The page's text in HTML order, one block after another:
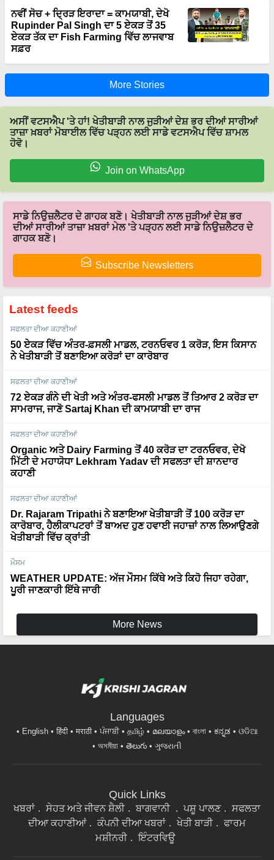
ਨਵੀਂ ਸੋਚ + ਦ੍ਰਿੜ ਇਰਾਦਾ = ਕਾਮਯਾਬੀ, ਦੇਖੋ
Rupinder Pal Singh ਦਾ 5 ਏਕੜ ਤੋਂ 35
ਏਕੜ ਤੱਕ ਦਾ Fish Farming ਵਿੱਚ ਲਾਜਵਾਬ
ਸਫ਼ਰ
More Stories
ਅਸੀਂ ਵਟਸਐਪ 'ਤੇ ਹਾਂ! ਖੇਤੀਬਾੜੀ ਨਾਲ ਜੁੜੀਆਂ ਦੇਸ਼ ਭਰ ਦੀਆਂ ਸਾਰੀਆਂ
ਤਾਜ਼ਾ ਖ਼ਬਰਾਂ ਮੋਬਾਈਲ ਵਿੱਚ ਪੜ੍ਹਨ ਲਈ ਸਾਡੇ ਵਟਸਐਪ ਵਿੱਚ ਸ਼ਾਮਲ
ਹੋਵੋ।
Join on WhatsApp
ਸਾਡੇ ਨਿਉਜ਼ਲੈਟਰ ਦੇ ਗਾਹਕ ਬਣੋ। ਖੇਤੀਬਾੜੀ ਨਾਲ ਜੁੜੀਆਂ ਦੇਸ਼ ਭਰ
ਦੀਆਂ ਸਾਰੀਆਂ ਤਾਜ਼ਾ ਖ਼ਬਰਾਂ ਮੇਲ 'ਤੇ ਪੜ੍ਹਨ ਲਈ ਸਾਡੇ ਨਿਉਜ਼ਲੈਟਰ ਦੇ
ਗਾਹਕ ਬਣੋ।
Subscribe Newsletters
Latest feeds
ਸਫਲਤਾ ਦੀਆ ਕਹਾਣੀਆਂ
50 ਏਕੜ ਵਿੱਚ ਅੰਤਰ-ਫ਼ਸਲੀ ਮਾਡਲ, ਟਰਨਓਵਰ 1 ਕਰੋੜ, ਇਸ ਕਿਸਾਨ
ਨੇ ਖੇਤੀਬਾੜੀ ਤੋਂ ਬਣਾਇਆ ਕਰੋੜਾਂ ਦਾ ਕਾਰੋਬਾਰ
ਸਫਲਤਾ ਦੀਆ ਕਹਾਣੀਆਂ
72 ਏਕੜ ਗੰਨੇ ਦੀ ਖੇਤੀ ਅਤੇ ਅੰਤਰ-ਫਸਲੀ ਮਾਡਲ ਤੋਂ ਤਿਆਰ 2 ਕਰੋੜ ਦਾ
ਸਾਮਰਾਜ, ਜਾਣੋ Sartaj Khan ਦੀ ਕਾਮਯਾਬੀ ਦਾ ਰਾਜ
ਸਫਲਤਾ ਦੀਆ ਕਹਾਣੀਆਂ
Organic ਅਤੇ Dairy Farming ਤੋਂ 40 ਕਰੋੜ ਦਾ ਟਰਨਓਵਰ, ਦੇਖੋ
ਮਿੱਟੀ ਦੇ ਮਹਾਯੋਧਾ Lekhram Yadav ਦੀ ਸਫਲਤਾ ਦੀ ਸ਼ਾਨਦਾਰ
ਕਹਾਣੀ
ਸਫਲਤਾ ਦੀਆ ਕਹਾਣੀਆਂ
Dr. Rajaram Tripathi ਨੇ ਬਣਾਇਆ ਖੇਤੀਬਾੜੀ ਤੋਂ 100 ਕਰੋੜ ਦਾ
ਕਾਰੋਬਾਰ, ਹੈਲੀਕਾਪਟਰਾਂ ਤੋਂ ਬਾਅਦ ਹੁਣ ਹਵਾਈ ਜਹਾਜ਼ਾਂ ਨਾਲ ਲਿਆਉਣਗੇ
ਖੇਤੀਬਾੜੀ ਵਿੱਚ ਕ੍ਰਾਂਤੀ
ਮੌਸਮ
WEATHER UPDATE: ਅੱਜ ਮੌਸਮ ਕਿੱਥੇ ਅਤੇ ਕਿਹੋ ਜਿਹਾ ਰਹੇਗਾ,
ਪੂਰੀ ਜਾਣਕਾਰੀ ਇੱਥੇ ਜਾਰੀ
More News
Languages
English हिंदी मराठी ਪੰਜਾਬੀ தமிழ் മലയാളം বাংলা ಕನ್ನಡ
ଓଡିଆ
অসমীয়া
తెలుగు ગુજરાતી
Quick Links
ਖਬਰਾਂ ਸੇਹਤ ਅਤੇ ਜੀਵਨ ਸ਼ੈਲੀ ਬਾਗਵਾਨੀ ਪਸ਼ੂ ਪਾਲਣ
ਸਫਲਤਾ
ਦੀਆ ਕਹਾਣੀਆਂ
ਕੰਪਨੀ ਦੀਆ ਖਬਰਾਂ ਖੇਤੀ ਬਾੜੀ
ਫਾਰਮ
ਮਸ਼ੀਨਰੀ
ਇੰਟਰਵਿਊ